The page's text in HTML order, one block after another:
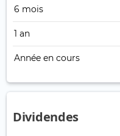
6 mois
1 an
Année en cours
Dividendes